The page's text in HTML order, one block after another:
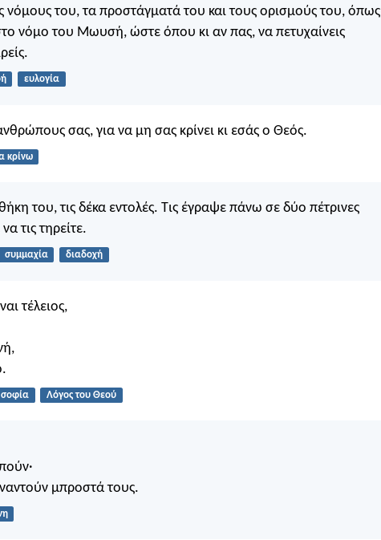
νόμους του, τα προστάγματά του και τους ορισμούς του, όπως
νόμο του Μωυσή, ώστε όπου κι αν πας, να πετυχαίνεις
ευλογία
σας, για να μη σας κρίνει κι εσάς ο Θεός.
κρίνω
του, τις δέκα εντολές. Τις έγραψε πάνω σε δύο πέτρινες
τις τηρείτε.
συμμαχία διαδοχή
τέλειος,
σοφία Λόγος του Θεού
μπροστά τους.